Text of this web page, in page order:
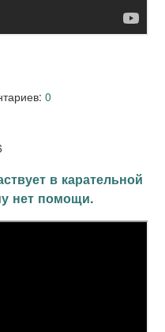
0
в карательной
нет помощи.